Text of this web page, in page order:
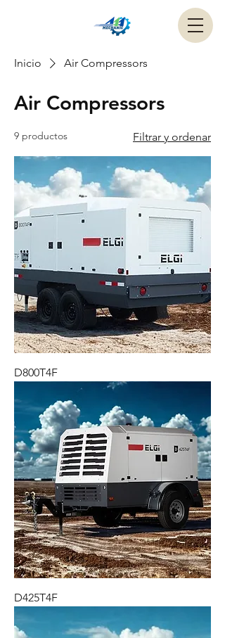
Inicio Air Compressors
Air Compressors
9 productos Filtrar y ordenar
D800T4F
D425T4F